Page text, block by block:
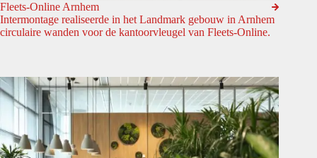
Fleets-Online Arnhem
Intermontage realiseerde in het Landmark gebouw in Arnhem
circulaire wanden voor de kantoorvleugel van Fleets-Online.